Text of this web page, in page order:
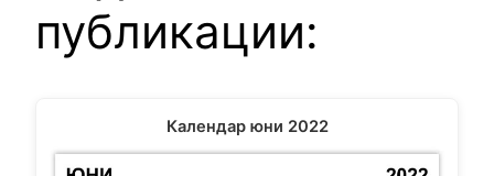
публикации:
Календар юни 2022